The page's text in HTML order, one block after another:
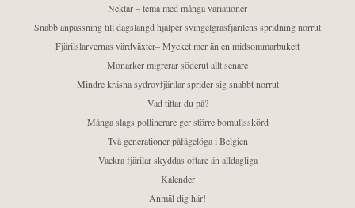
Nektar – tema med många variationer
Snabb anpassning till dagslängd hjälper svingelgräsfjärilens spridning norrut
Fjärilslarvernas värdväxter– Mycket mer än en midsommarbukett
Monarker migrerar söderut allt senare
Mindre kräsna sydrovfjärilar sprider sig snabbt norrut
Vad tittar du på?
Många slags pollinerare ger större bomullsskörd
Två generationer påfågelöga i Belgien
Vackra fjärilar skyddas oftare än alldagliga
Kalender
Anmäl dig här!